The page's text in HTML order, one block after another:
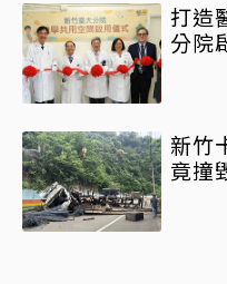
打造
分院
新竹
竟撞